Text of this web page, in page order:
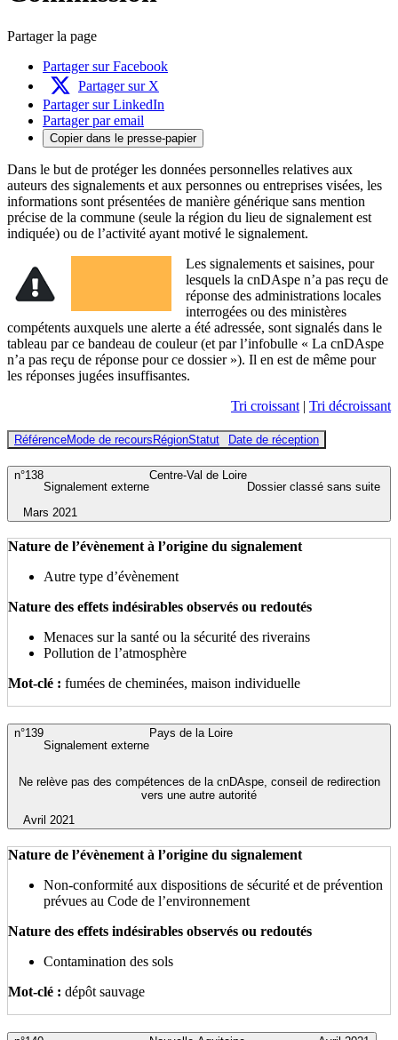
Partager la page
Partager sur Facebook
Partager sur X
Partager sur LinkedIn
Partager par email
Copier dans le presse-papier
Dans le but de protéger les données personnelles relatives aux
auteurs des signalements et aux personnes ou entreprises visées, les
informations sont présentées de manière générique sans mention
précise de la commune (seule la région du lieu de signalement est
indiquée) ou de l’activité ayant motivé le signalement.
Les signalements et saisines, pour
lesquels la cnDAspe n’a pas reçu de
réponse des administrations locales
interrogées ou des ministères
compétents auxquels une alerte a été adressée, sont signalés dans le
tableau par ce bandeau de couleur (et par l’infobulle « La cnDAspe
n’a pas reçu de réponse pour ce dossier »). Il en est de même pour
les réponses jugées insuffisantes.
Tri croissant | Tri décroissant
Date de réception
Statut
Région
Mode de recours
Référence
Mars 2021
Dossier classé sans suite
Centre-Val de Loire
Signalement externe
n°138
Nature de l’évènement à l’origine du signalement
Autre type d’évènement
Nature des effets indésirables observés ou redoutés
Menaces sur la santé ou la sécurité des riverains
Pollution de l’atmosphère
Mot-clé : fumées de cheminées, maison individuelle
Avril 2021
Ne relève pas des compétences de la cnDAspe, conseil de redirection
vers une autre autorité
Pays de la Loire
Signalement externe
n°139
Nature de l’évènement à l’origine du signalement
Non-conformité aux dispositions de sécurité et de prévention
prévues au Code de l’environnement
Nature des effets indésirables observés ou redoutés
Contamination des sols
Mot-clé : dépôt sauvage